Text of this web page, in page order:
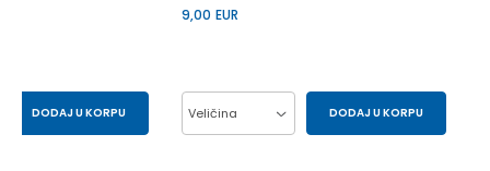
DODAJ U KORPU
9,00 EUR
Veličina DODAJ U KORPU